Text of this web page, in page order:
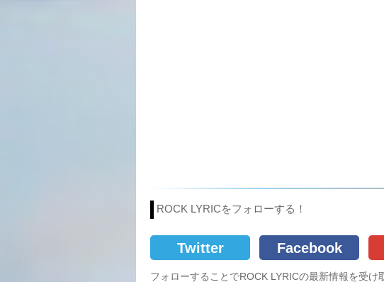
ROCK LYRICをフォローする！
Twitter Facebook
フォローすることでROCK LYRICの最新情報を受け